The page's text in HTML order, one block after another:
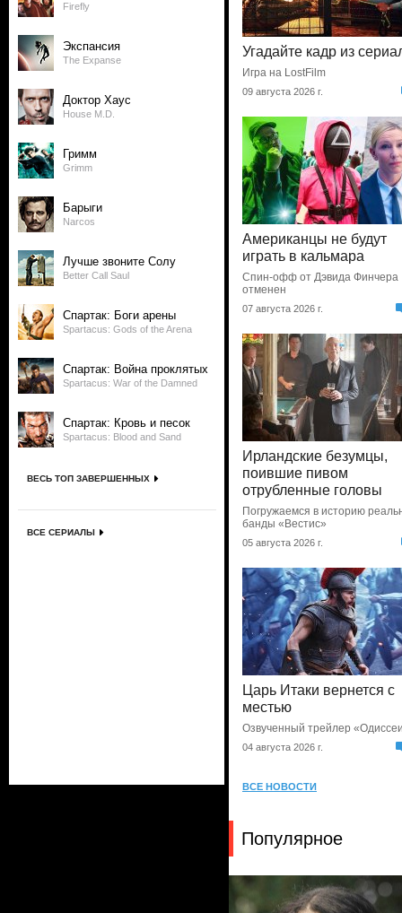
Firefly
Экспансия
The Expanse
Доктор Хаус
House M.D.
Гримм
Grimm
Барыги
Narcos
Лучше звоните Солу
Better Call Saul
Спартак: Боги арены
Spartacus: Gods of the Arena
Спартак: Война проклятых
Spartacus: War of the Damned
Спартак: Кровь и песок
Spartacus: Blood and Sand
ВЕСЬ ТОП ЗАВЕРШЕННЫХ
ВСЕ СЕРИАЛЫ
Угадайте кадр из
Игра на LostFilm
09 августа 2026 г.
Американцы не будут
играть в кальмара
Спин-офф от Дэвида Финчера
отменен
07 августа 2026 г.
Ирландские безумцы,
поившие пивом
отрубленные головы
Погружаемся в историю
банды «Вестис»
05 августа 2026 г.
Царь Итаки вернется с
местью
Озвученный трейлер
04 августа 2026 г.
ВСЕ НОВОСТИ
Популярное